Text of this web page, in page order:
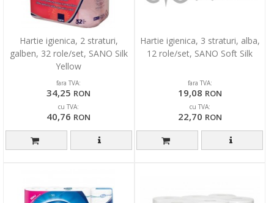
Hartie igienica, 2 straturi,
galben, 32 role/set, SANO Silk
Yellow
fara TVA:
34,25 RON
cu TVA:
40,76 RON
Hartie igienica, 3 straturi, alba,
12 role/set, SANO Soft Silk
fara TVA:
19,08 RON
cu TVA:
22,70 RON